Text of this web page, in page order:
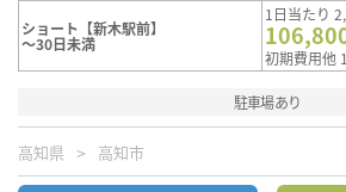
ショート【新木駅前】
～30日未満
1日当たり
初期費用他
駐車場あり
高知県 高知市